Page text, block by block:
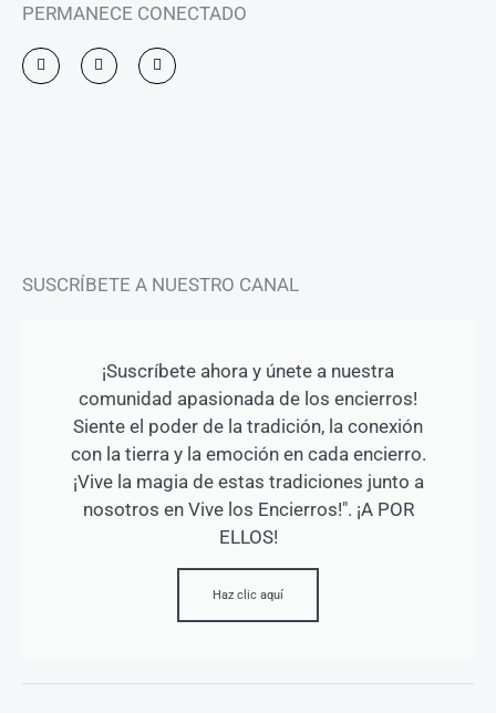
PERMANECE CONECTADO
I
n
s
F
a
c
Y
o
u
SUSCRÍBETE A NUESTRO CANAL
¡Suscríbete ahora y únete a nuestra
comunidad apasionada de los encierros!
Siente el poder de la tradición, la conexión
con la tierra y la emoción en cada encierro.
¡Vive la magia de estas tradiciones junto a
nosotros en Vive los Encierros!". ¡A POR
ELLOS!
Haz clic aquí